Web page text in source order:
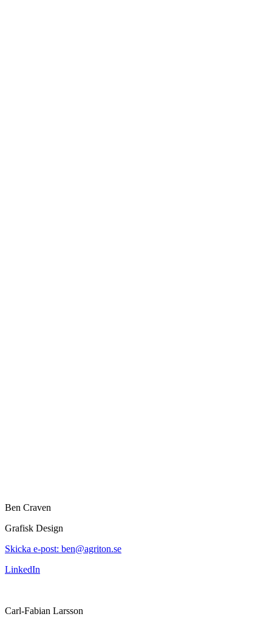
Ben Craven
Grafisk Design
Skicka e-post: ben@agriton.se
LinkedIn
Carl-Fabian Larsson